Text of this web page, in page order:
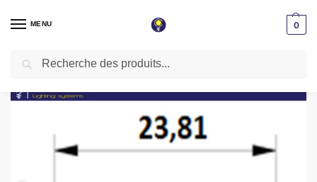
MENU 0
Accueil / Éclairage magnétique / Profilé encastrable aluminium 3 mètres couleur naturelle pxg-115cb